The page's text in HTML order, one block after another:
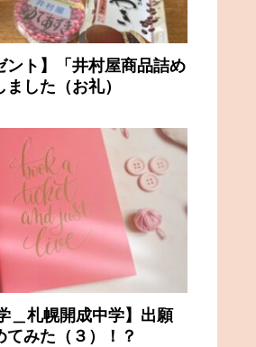
ント】「井村屋商品詰め
した（お礼）
＿札幌開成中学】出願
てみた（３）！？